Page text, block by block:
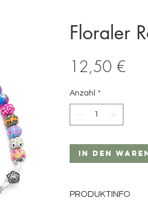
Floraler
12,50 €
Anzahl *
In den
PRODUKTINFO